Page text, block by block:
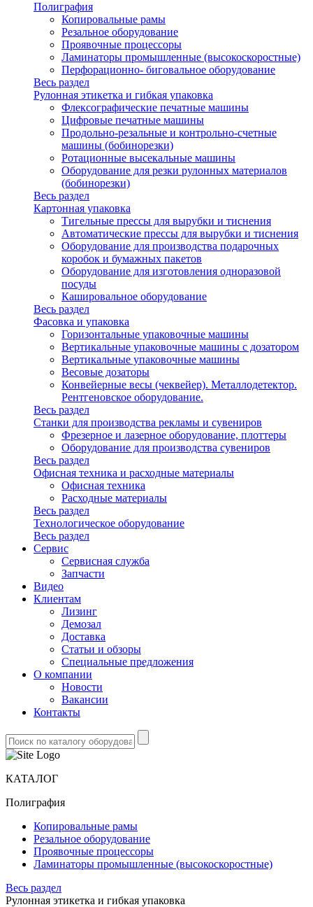
Полиграфия
Копировальные рамы
Резальное оборудование
Проявочные процессоры
Ламинаторы промышленные (высокоскоростные)
Перфорационно- биговальное оборудование
Весь раздел
Рулонная этикетка и гибкая упаковка
Флексографические печатные машины
Цифровые печатные машины
Продольно-резальные и контрольно-счетные
машины (бобинорезки)
Ротационные высекальные машины
Оборудование для резки рулонных материалов
(бобинорезки)
Весь раздел
Картонная упаковка
Тигельные прессы для вырубки и тиснения
Автоматические прессы для вырубки и тиснения
Оборудование для производства подарочных
коробок и бумажных пакетов
Оборудование для изготовления одноразовой
посуды
Кашировальное оборудование
Весь раздел
Фасовка и упаковка
Горизонтальные упаковочные машины
Вертикальные упаковочные машины с дозатором
Вертикальные упаковочные машины
Весовые дозаторы
Конвейерные весы (чеквейер). Металлодетектор.
Рентгеновское оборудование.
Весь раздел
Станки для производства рекламы и сувениров
Фрезерное и лазерное оборудование, плоттеры
Оборудование для производства сувениров
Весь раздел
Офисная техника и расходные материалы
Офисная техника
Расходные материалы
Весь раздел
Технологическое оборудование
Весь раздел
Сервис
Сервисная служба
Запчасти
Видео
Клиентам
Лизинг
Демозал
Доставка
Статьи и обзоры
Специальные предложения
О компании
Новости
Вакансии
Контакты
КАТАЛОГ
Полиграфия
Копировальные рамы
Резальное оборудование
Проявочные процессоры
Ламинаторы промышленные (высокоскоростные)
Весь раздел
Рулонная этикетка и гибкая упаковка